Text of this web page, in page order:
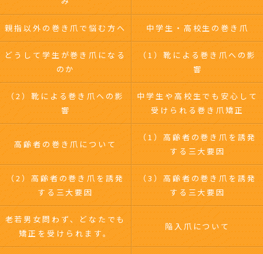
親指以外の巻き爪で悩む方へ 中学生・高校生の巻き爪
どうして学生が巻き爪になる
のか
（1）靴による巻き爪への影
響
（2）靴による巻き爪への影
響
中学生や高校生でも安心して
受けられる巻き爪矯正
高齢者の巻き爪について
（1）高齢者の巻き爪を誘発
する三大要因
（2）高齢者の巻き爪を誘発
する三大要因
（3）高齢者の巻き爪を誘発
する三大要因
老若男女問わず、どなたでも
矯正を受けられます。
陥入爪について